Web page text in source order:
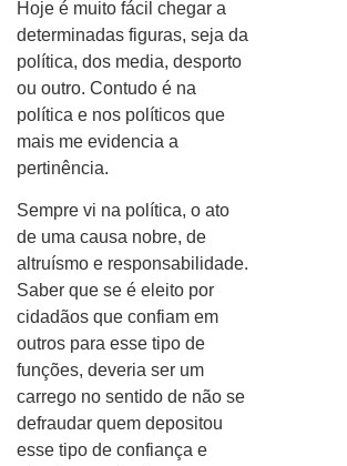
Hoje é muito fácil chegar a
determinadas figuras, seja da
política, dos media, desporto
ou outro. Contudo é na
política e nos políticos que
mais me evidencia a
pertinência.
Sempre vi na política, o ato
de uma causa nobre, de
altruísmo e responsabilidade.
Saber que se é eleito por
cidadãos que confiam em
outros para esse tipo de
funções, deveria ser um
carrego no sentido de não se
defraudar quem depositou
esse tipo de confiança e